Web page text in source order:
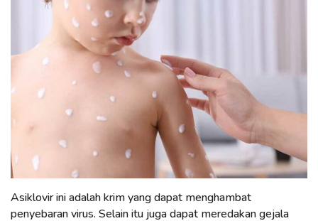
Asiklovir ini adalah krim yang dapat menghambat
penyebaran virus. Selain itu juga dapat meredakan gejala